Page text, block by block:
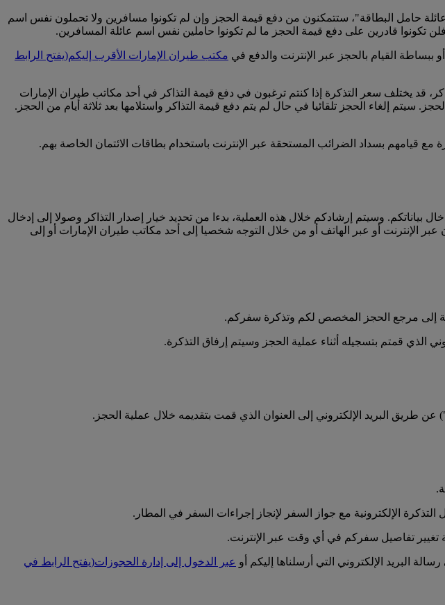
حامل البطاقة"، ستتمكنون من دفع قيمة الحجز وإن لم تكونوا مسافرين ولا تحملون نفس اسم
تكونوا قادرين على دفع قيمة الحجز ما لم تكونوا حاملين نفس اسم عائلة المسافرين.
ببساطة القيام بالحجز عبر الإنترنت والدفع في مكتب طيران الإمارات الأقرب إليكم(يفتح الرابط
قد يختلف سعر التذكرة إذا كنتم ترغبون في دفع قيمة التذاكر في أحد مكاتب طيران الإمارات
سيتم إلغاء الحجز تلقائيا في حال لم يتم دفع قيمة التذاكر واستلامها بعد ثلاثة أيام من الحجز.
مع قيامهم بسداد الضرائب المستحقة عبر الإنترنت باستخدام بطاقات الائتمان الخاصة بهم.
وسيتم إرشادكم خلال هذه العملية، بدءا من تحديد خيار إصدار التذاكر وصولا إلى إدخال
عبر الإنترنت أو عبر الهاتف أو من خلال التوجه شخصيا إلى أحد مكاتب طيران الإمارات أو إلى
إلى مرجع الحجز المخصص لكم وتذكرة سفركم.
الذي قمتم بتسجيله أثناء عملية الحجز وسيتم إرفاق التذكرة.
عن طريق البريد الإلكتروني إلى العنوان الذي قمت بتقديمه خلال عملية الحجز.
الإلكترونية مع جواز السفر لإنجاز إجراءات السفر في المطار.
تغيير تفاصيل سفركم في أي وقت عبر الإنترنت.
البريد الإلكتروني التي أرسلناها إليكم أو عبر الدخول إلى إدارة الحجوزات(يفتح الرابط في